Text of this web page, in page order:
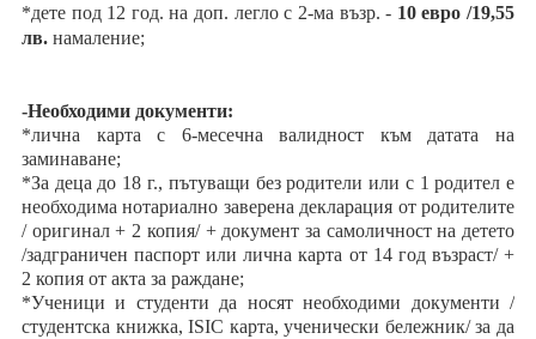
*дете под 12 год. на доп. легло с 2-ма възр. - 10 евро /19,55
лв.намаление;
-Необходими документи:
*лична карта с 6-месечна валидност към датата на
заминаване;
*За деца до 18 г., пътуващи без родители или с 1 родител е
необходима нотариално заверена декларация от родителите
/ оригинал + 2 копия/ + документ за самоличност на детето
/задграничен паспорт или лична карта от 14 год възраст/ +
2 копия от акта за раждане;
*Ученици и студенти да носят необходими документи /
студентска книжка, ISIC карта, ученически бележник/ за да